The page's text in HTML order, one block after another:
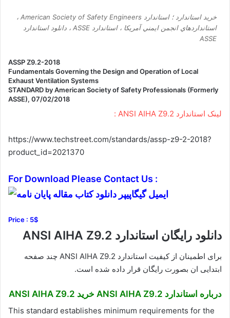
خرید استاندارد ؛ استاندارد American Society of Safety Engineers ،
استانداردهاي انجمن ايمني آمريکا ، استاندارد ASSE ، دانلود استاندارد
ASSE
ASSP Z9.2-2018
Fundamentals Governing the Design and Operation of Local
Exhaust Ventilation Systems
STANDARD by American Society of Safety Professionals (Formerly
ASSE), 07/02/2018
لینک استاندارد ANSI AIHA Z9.2 :
https://www.techstreet.com/standards/assp-z9-2-2018?
product_id=2021370
For Download Please Contact Us :
Price : 5$
دانلود رایگان استاندارد ANSI AIHA Z9.2
برای اطمینان از کیفیت استاندارد ANSI AIHA Z9.2 چند صفحه
ابتدایی ان بصورت رایگان قرار داده شده است.
درباره استاندارد ANSI AIHA Z9.2 خرید ANSI AIHA Z9.2
This standard establishes minimum requirements for the